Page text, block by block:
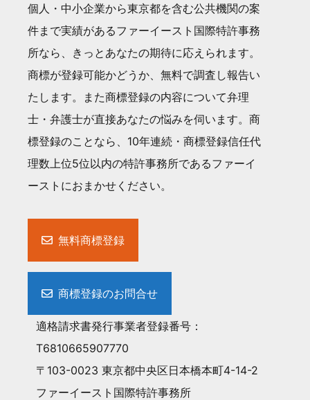
個人・中小企業から東京都を含む公共機関の案
件まで実績があるファーイースト国際特許事務
所なら、きっとあなたの期待に応えられます。
商標が登録可能かどうか、無料で調査し報告い
たします。また商標登録の内容について弁理
士・弁護士が直接あなたの悩みを伺います。商
標登録のことなら、10年連続・商標登録信任代
理数上位5位以内の特許事務所であるファーイ
ーストにおまかせください。
無料商標登録
商標登録のお問合せ
適格請求書発行事業者登録番号：
T6810665907770
〒103-0023 東京都中央区日本橋本町4-14-2
ファーイースト国際特許事務所